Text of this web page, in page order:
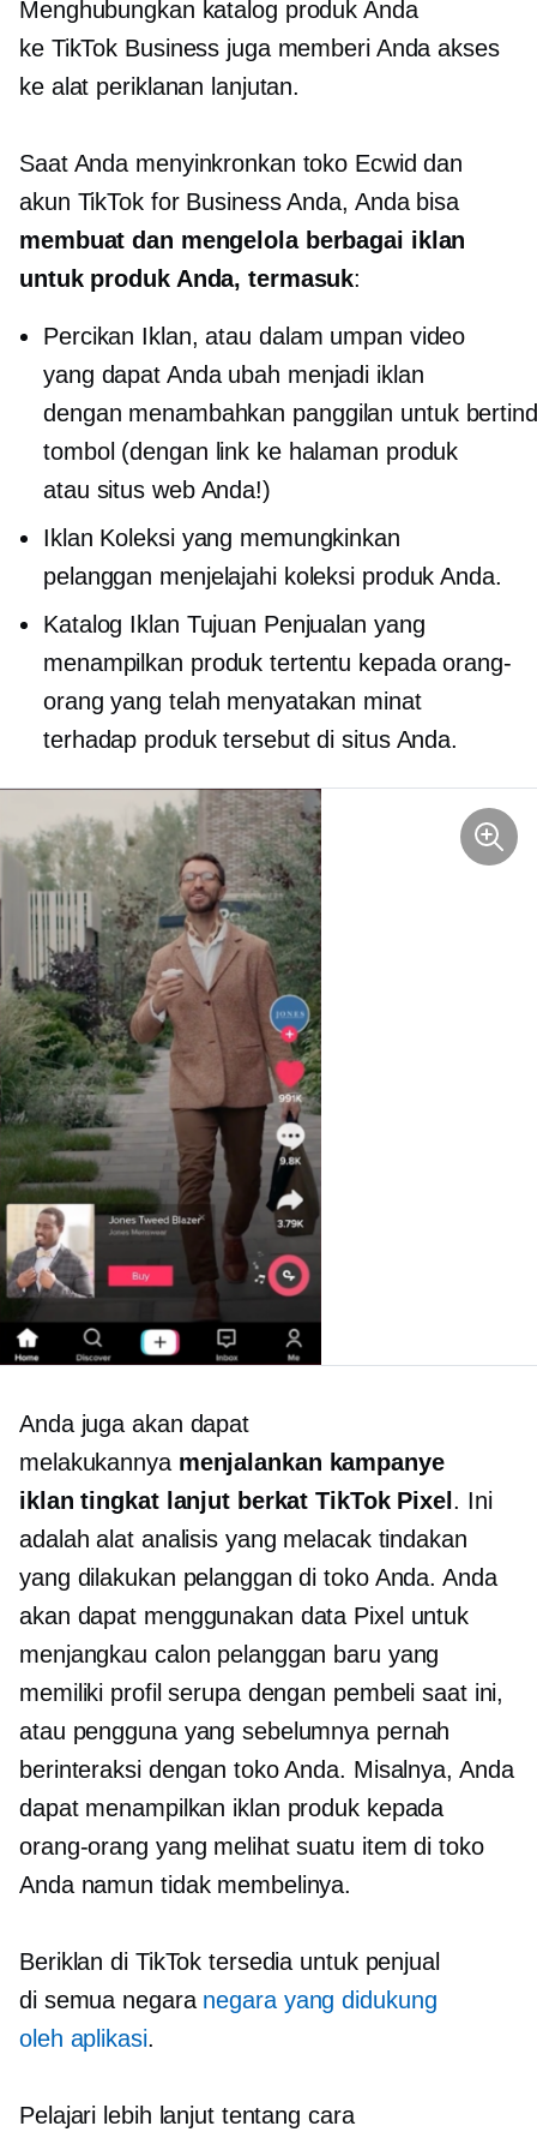
Menghubungkan katalog produk Anda
ke TikTok Business juga memberi Anda akses
ke alat periklanan lanjutan.
Saat Anda menyinkronkan toko Ecwid dan
akun TikTok for Business Anda, Anda bisa
membuat dan mengelola berbagai iklan
untuk produk Anda, termasuk:
Percikan Iklan, atau dalam umpan video
yang dapat Anda ubah menjadi iklan
dengan menambahkan panggilan untuk
tombol (dengan link ke halaman produk
atau situs web Anda!)
Iklan Koleksi yang memungkinkan
pelanggan menjelajahi koleksi produk Anda.
Katalog Iklan Tujuan Penjualan yang
menampilkan produk tertentu kepada orang-
orang yang telah menyatakan minat
terhadap produk tersebut di situs Anda.
Anda juga akan dapat
melakukannya menjalankan kampanye
iklan tingkat lanjut berkat TikTok Pixel . Ini
adalah alat analisis yang melacak tindakan
yang dilakukan pelanggan di toko Anda. Anda
akan dapat menggunakan data Pixel untuk
menjangkau calon pelanggan baru yang
memiliki profil serupa dengan pembeli saat ini,
atau pengguna yang sebelumnya pernah
berinteraksi dengan toko Anda. Misalnya, Anda
dapat menampilkan iklan produk kepada
orang-orang yang melihat suatu item di toko
Anda namun tidak membelinya.
Beriklan di TikTok tersedia untuk penjual
di semua negara negara yang didukung
oleh aplikasi.
Pelajari lebih lanjut tentang cara